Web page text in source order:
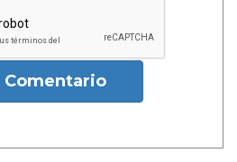
Comentario